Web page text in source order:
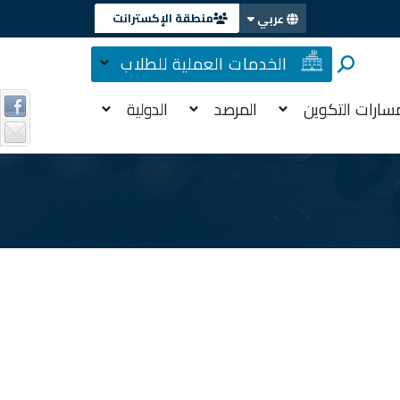
عربي منطقة الإكسترانت
الخدمات العملية للطلاب
التكوين المرصد الدولية